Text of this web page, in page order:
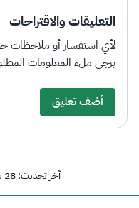
التعليقات والاقتراحات
لأي استفسار أو ملاحظات
يرجى ملء المعلومات
أضف تعليق
آخر تحديث: 28 يونيو 2026 01:39 م المملكة العربية السعودية